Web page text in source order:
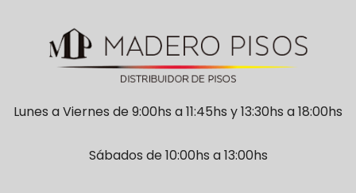
Lunes a Viernes de 9:00hs a 11:45hs y 13:30hs a 18:00hs
Sábados de 10:00hs a 13:00hs